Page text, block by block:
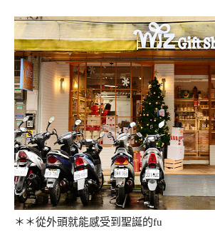
＊＊從外頭就能感受到聖誕的fu